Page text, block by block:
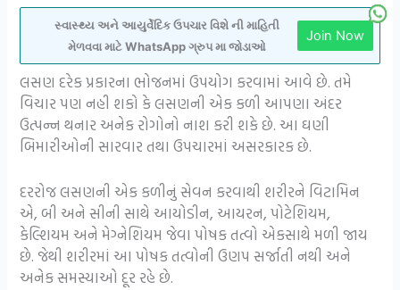
સ્વાસ્થ્ય અને આયુર્વેદિક ઉપચાર વિશે ની માહિતી
મેળવવા માટે WhatsApp ગ્રુપ મા જોડાઓ
Join Now
લસણ દરેક પ્રકારના ભોજનમાં ઉપયોગ કરવામાં આવે છે. તમે
વિચાર પણ નહી શકો કે લસણની એક કળી આપણા અંદર
ઉત્પન્ન થનાર અનેક રોગોનો નાશ કરી શકે છે. આ ઘણી
બિમારીઓની સારવાર તથા ઉપચારમાં અસરકારક છે.
દરરોજ લસણની એક કળીનું સેવન કરવાથી શરીરને વિટામિન
એ, બી અને સીની સાથે આયોડીન, આયરન, પોટેશિયમ,
કેલ્શિયમ અને મેગ્નેશિયમ જેવા પોષક તત્વો એકસાથે મળી જાય
છે. જેથી શરીરમાં આ પોષક તત્વોની ઉણપ સર્જાતી નથી અને
અનેક સમસ્યાઓ દૂર રહે છે.